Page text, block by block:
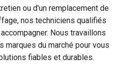
ou d'un remplacement de
nos techniciens qualifiés
Nous travaillons
marques du marché pour vous
fiables et durables.